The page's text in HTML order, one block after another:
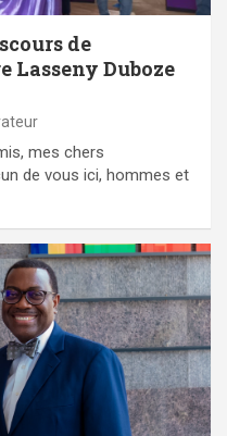
de
Lasseny Duboze
mes chers
de vous ici, hommes et